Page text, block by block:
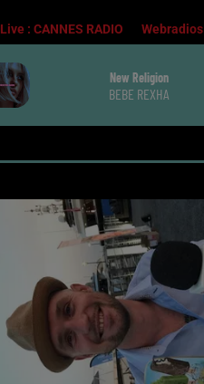
Live :CANNES RADIO Webradios
New Religion
BEBE REXHA